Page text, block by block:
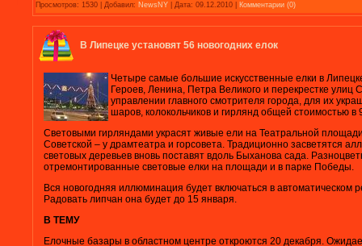
Просмотров: 1530 Добавил: NewsNY Дата: 09.12.2010 Комментарии (0)
В Липецке установят 56 новогодних елок
Четыре самые большие искусственные елки в
Героев, Ленина, Петра Великого и перекрестке улиц
управлении главного смотрителя города, для их
шаров, колокольчиков и гирлянд общей стоимостью в
Световыми гирляндами украсят живые ели на Театральной
Советской – у драмтеатра и горсовета. Традиционно засветятся
световых деревьев вновь поставят вдоль Быханова сада.
отремонтированные световые елки на площади и в парке Победы.
Вся новогодняя иллюминация будет включаться в
Радовать липчан она будет до 15 января.
В ТЕМУ
Елочные базары в областном центре откроются 20 декабря.